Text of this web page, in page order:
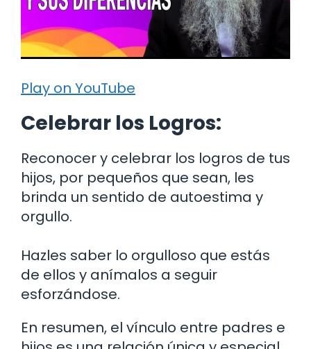
Play on YouTube
Celebrar los Logros:
Reconocer y celebrar los logros de tus
hijos, por pequeños que sean, les
brinda un sentido de autoestima y
orgullo.
Hazles saber lo orgulloso que estás
de ellos y anímalos a seguir
esforzándose.
En resumen, el vínculo entre padres e